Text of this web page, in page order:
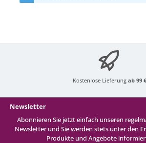
Kostenlose Lieferung ab 99 €
Newsletter
Abonnieren Sie jetzt einfach unseren
Newsletter und Sie werden stets unter den
Produkte und Angebote